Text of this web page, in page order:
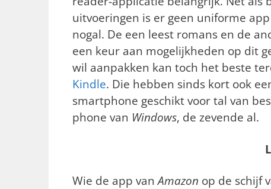
uitvoeringen is er geen uniforme
nogal. De een leest romans en de
een keur aan mogelijkheden op dit
wil aanpakken kan toch het beste
Kindle. Die hebben sinds kort ook
smartphone geschikt voor tal van
phone van Windows, de zevende al.
Wie de app vanAmazon op de schijf